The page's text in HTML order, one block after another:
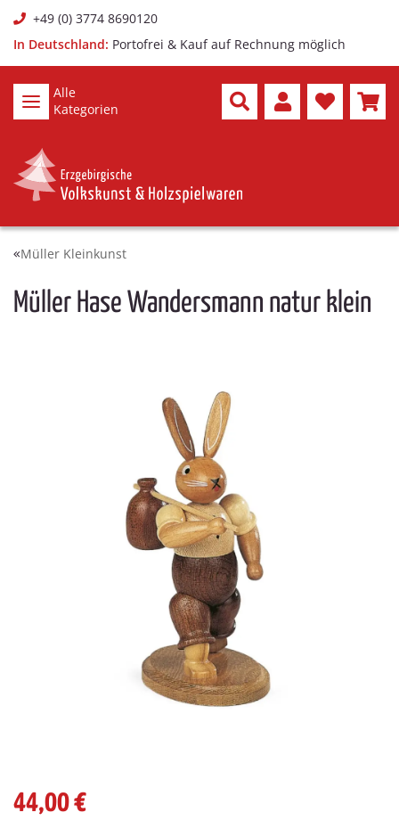
+49 (0) 3774 8690120
In Deutschland: Portofrei & Kauf auf Rechnung möglich
Alle
Kategorien
Müller Kleinkunst
Müller Hase Wandersmann natur klein
44,00 €